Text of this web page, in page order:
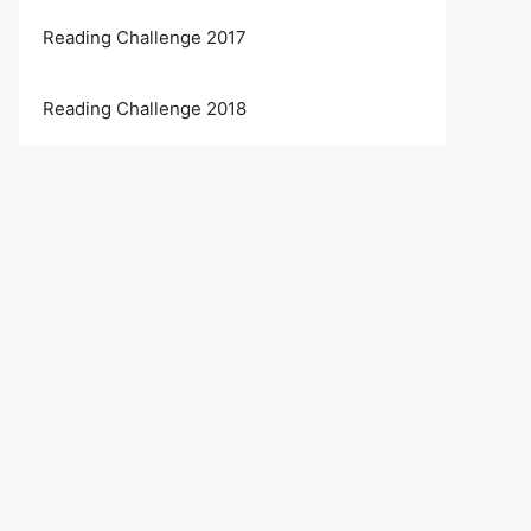
Reading Challenge 2017
Reading Challenge 2018